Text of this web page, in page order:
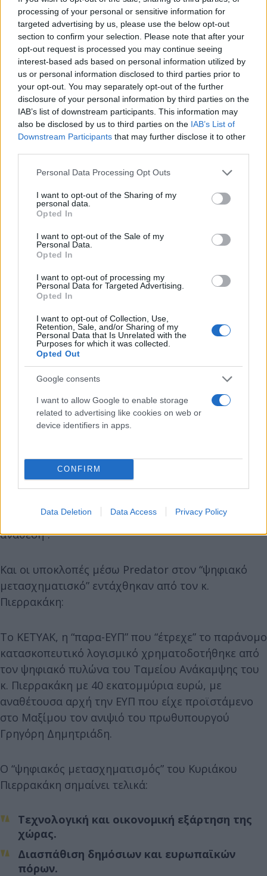
processing of your personal or sensitive information for
targeted advertising by us, please use the below opt-out
section to confirm your selection. Please note that after your
opt-out request is processed you may continue seeing
interest-based ads based on personal information utilized by
us or personal information disclosed to third parties prior to
your opt-out. You may separately opt-out of the further
disclosure of your personal information by third parties on the
IAB’s list of downstream participants. This information may
also be disclosed by us to third parties on the IAB’s List of
Downstream Participants that may further disclose it to other
Please note that this website/app uses one or more Google
not limited to your visit or usage behaviour. You may click to
grant or deny consent to Google and its third-party tags to
use your data for below specified purposes in below Google
consent section.
Personal Data Processing Opt Outs
I want to opt-out of the Sharing of my
personal data.
Opted In
I want to opt-out of the Sale of my
Personal Data.
Opted In
I want to opt-out of processing my
Personal Data for Targeted Advertising.
Opted In
I want to opt-out of Collection, Use,
Retention, Sale, and/or Sharing of my
Personal Data that Is Unrelated with the
Purposes for which it was collected.
Opted Out
Google consents
I want to allow Google to enable storage
related to advertising like cookies on web or
device identifiers in apps.
CONFIRM
Data Deletion Data Access Privacy Policy
δεδομένων μας από την κακόβουλη χρήση
τους.
Αυτοί οι κίνδυνοι εξηγούν γιατί η ΕΕ αυτή τη στιγμή
επιμένει:
Θεσμοθετεί κανόνες για την αποφυγή
εγκλωβισμού σε συγκεκριμένους παρόχους.
Προωθεί το ανοιχτό λογισμικό, τα ανοιχτά
πρότυπα και την ψηφιακή αυτονομία.
Αντίθετα, ο κ. Πιερρακάκης και η κυβέρνηση του
Κυριάκου Μητσοτάκη:
Προώθησαν την τεχνολογική εξάρτηση από
τις συγκεκριμένες εταιρείες.
Παρέδωσαν τα προσωπικά δεδεμένα 1,5
εκατομμυρίων μαθητών σε πολυεθνική.
Έφεραν ψηφιοποίηση χωρίς απαλοιφή της
γραφειοκρατίας.
Επέβαλαν αδιαφάνεια στις συμβάσεις.
Η “αδιαφάνεια” που δεν καταλαβαίνει ο κ.
Από τον Οκτώβριο 2019 ως τον Απρίλιο 2022,
προκηρύχθηκαν 1.551 διαγωνισμοί άνω του 1 δισ.
στο όριο που ο υπουργός κάνει “απεθείας
ανάθεση”.
Και οι υποκλοπές μέσω Predator στον “ψηφιακό
μετασχηματισκό” εντάχθηκαν από τον κ.
Πιερρακάκη:
Το ΚΕΤΥΑΚ, η “παρα-ΕΥΠ” που “έτρεχε” το παράνομο
κατασκοπευτικό λογισμικό χρηματοδοτήθηκε από
τον ψηφιακό πυλώνα του Ταμείου Ανάκαμψης του
κ. Πιερρακάκη με 40 εκατομμύρια ευρώ, με
αναθέτουσα αρχή την ΕΥΠ που είχε προϊστάμενο
στο Μαξίμου τον ανιψιό του πρωθυπουργού
Γρηγόρη Δημητριάδη.
Ο “ψηφιακός μετασχηματισμός” του Κυριάκου
Πιερρακάκη σημαίνει τελικά:
Τεχνολογική και οικονομική εξάρτηση της
χώρας.
Διασπάθιση δημόσιων και ευρωπαϊκών
πόρων.